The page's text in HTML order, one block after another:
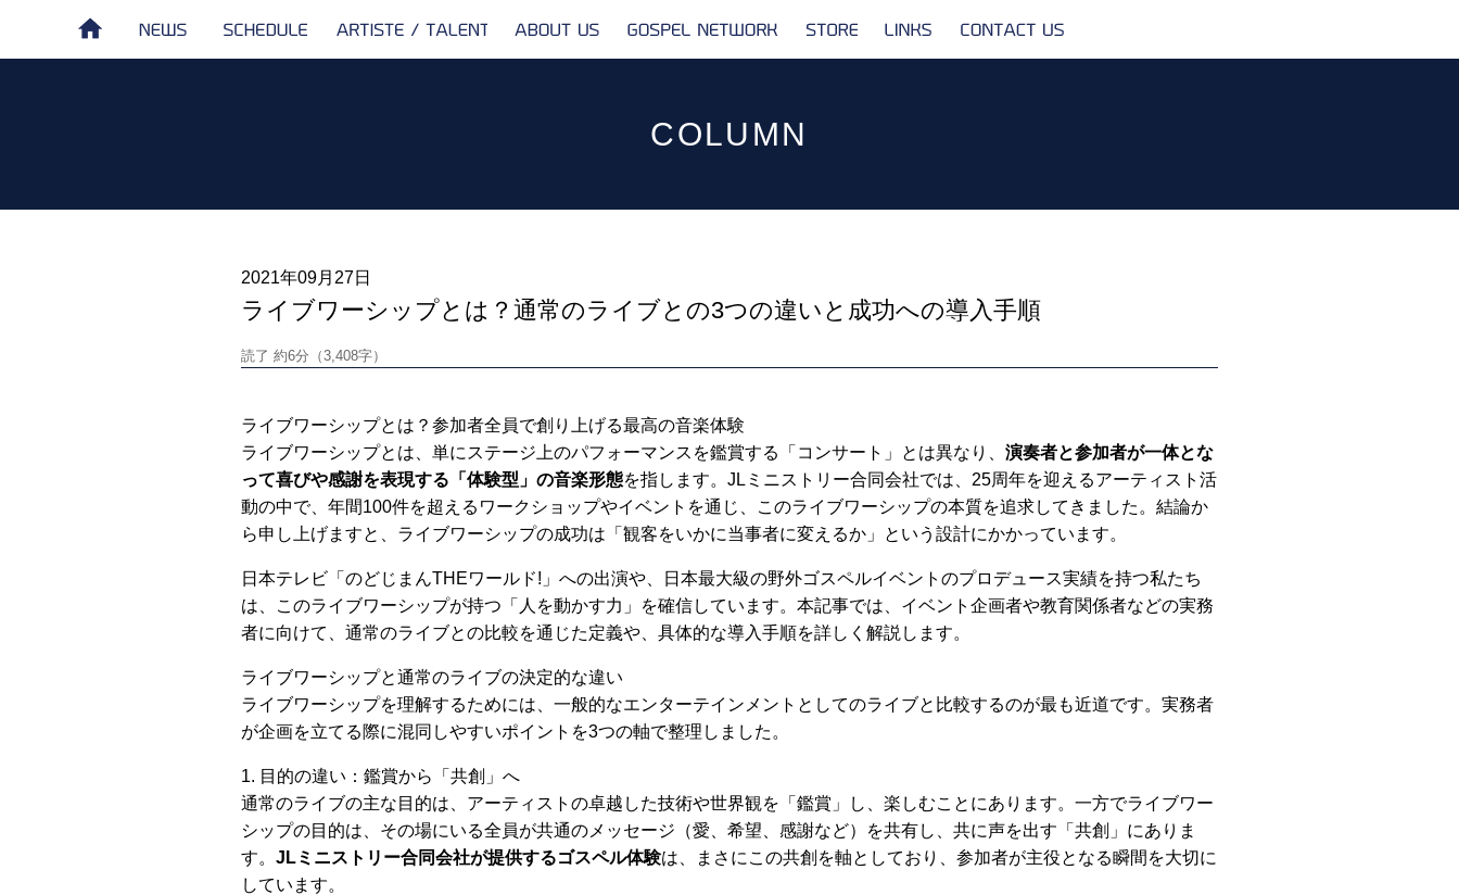
COLUMN
2021年09月27日
ライブワーシップとは？通常のライブとの3つの違いと成功への導入手順
読了 約6分（3,408字）
ライブワーシップとは？参加者全員で創り上げる最高の音楽体験
ライブワーシップとは、単にステージ上のパフォーマンスを鑑賞する「コンサート」とは異なり、 演奏者と参加者が一体とな
って喜びや感謝を表現する「体験型」の音楽形態を指します。JLミニストリー合同会社では、25周年を迎えるアーティスト活
動の中で、年間100件を超えるワークショップやイベントを通じ、このライブワーシップの本質を追求してきました。結論か
ら申し上げますと、ライブワーシップの成功は「観客をいかに当事者に変えるか」という設計にかかっています。
日本テレビ「のどじまんTHEワールド!」への出演や、日本最大級の野外ゴスペルイベントのプロデュース実績を持つ私たち
は、このライブワーシップが持つ「人を動かす力」を確信しています。本記事では、イベント企画者や教育関係者などの実務
者に向けて、通常のライブとの比較を通じた定義や、具体的な導入手順を詳しく解説します。
ライブワーシップと通常のライブの決定的な違い
ライブワーシップを理解するためには、一般的なエンターテインメントとしてのライブと比較するのが最も近道です。実務者
が企画を立てる際に混同しやすいポイントを3つの軸で整理しました。
1. 目的の違い：鑑賞から「共創」へ
通常のライブの主な目的は、アーティストの卓越した技術や世界観を「鑑賞」し、楽しむことにあります。一方でライブワー
シップの目的は、その場にいる全員が共通のメッセージ（愛、希望、感謝など）を共有し、共に声を出す「共創」にありま
す。 JLミニストリー合同会社が提供するゴスペル体験は、まさにこの共創を軸としており、参加者が主役となる瞬間を大切に
しています。